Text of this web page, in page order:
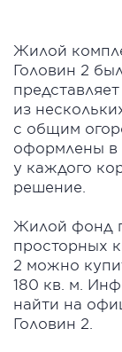
Жилой
Головин 2
из
с общим
оформлены в
у каждого
решение.
Жилой фонд
просторных
2 можно
180 кв. м.
найти на
Головин 2.